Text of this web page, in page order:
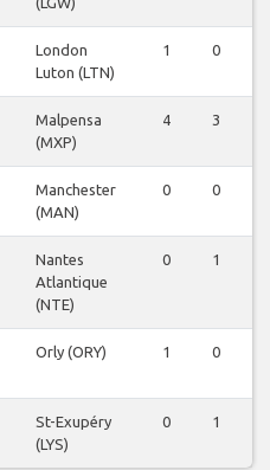
London
Luton (LTN)
1 0
Malpensa
(MXP)
4 3
Manchester
(MAN)
0 0
Nantes
Atlantique
(NTE)
0 1
Orly (ORY) 1 0
St-Exupéry
(LYS)
0 1